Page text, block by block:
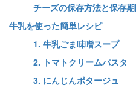
チーズの保存方法と保存
牛乳を使った簡単レシピ
1. 牛乳ごま味噌スープ
2. トマトクリームパスタ
3. にんじんポタージュ